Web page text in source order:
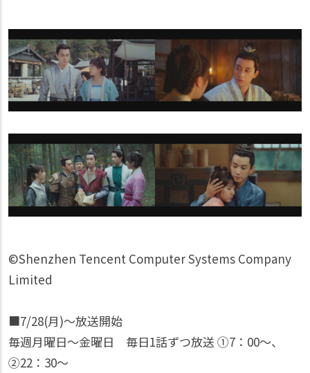
©Shenzhen Tencent Computer Systems Company
Limited
■7/28(月)～放送開始
毎週月曜日～金曜日 毎日1話ずつ放送 ①7：00～、
②22：30〜